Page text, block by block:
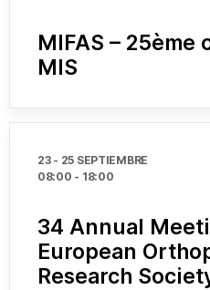
MIFAS – 25ème
MIS
23 - 25 SEPTIEMBRE
08:00 - 18:00
34 Annual
European
Research